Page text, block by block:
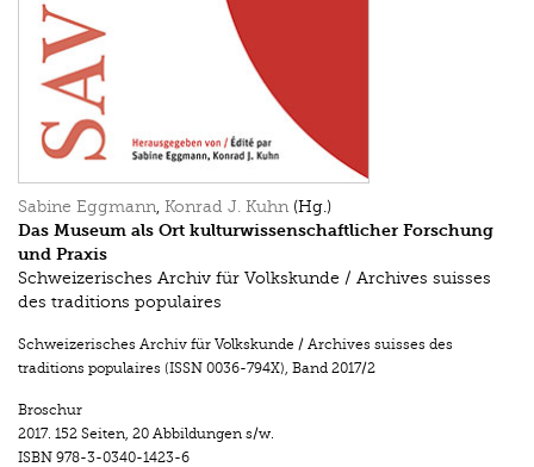
Sabine Eggmann Konrad J. Kuhn (Hg.)
Das Museum als Ort kulturwissenschaftlicher Forschung
und Praxis
Schweizerisches Archiv für Volkskunde / Archives suisses
des traditions populaires
Schweizerisches Archiv für Volkskunde / Archives suisses des
traditions populaires (ISSN 0036-794X), Band 2017/2
Broschur
2017. 152 Seiten, 20 Abbildungen s/w.
ISBN 978-3-0340-1423-6